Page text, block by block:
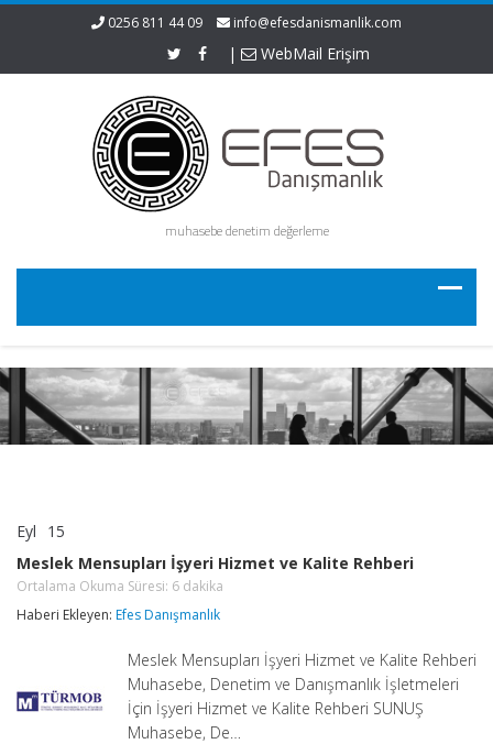
0256 811 44 09 info@efesdanismanlik.com
| WebMail Erişim
muhasebe denetim değerleme
Eyl 15
İşyeri
Hizmet
Kalite
Ortalama
Okuma
Süresi:
dakika
Meslek Mensupları İşyeri Hizmet ve Kalite Rehberi
Ortalama Okuma Süresi: 6 dakika
Haberi Ekleyen: Efes Danışmanlık
Meslek Mensupları İşyeri Hizmet ve Kalite Rehberi
Muhasebe, Denetim ve Danışmanlık İşletmeleri
İçin İşyeri Hizmet ve Kalite Rehberi SUNUŞ
Muhasebe, De…